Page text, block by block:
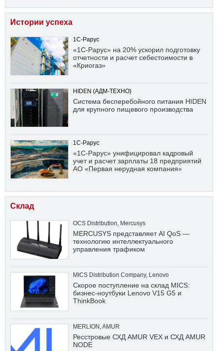
Истории успеха
1С-Рарус
«1С-Рарус» на 20% ускорил подготовку
отчетности и расчет себестоимости в
«Криогаз»
HIDEN (АДМ-ТЕХНО)
Система бесперебойного питания HIDEN
для крупного пищевого производства
1С-Рарус
«1С-Рарус» унифицировал кадровый
учет и расчет зарплаты 18 предприятий
АО «Первая нерудная компания»
Склад
OCS Distribution Mercusys
MERCUSYS представляет AI QoS —
технологию интеллектуального
управления трафиком
MICS Distribution Company, Lenovo
Скорое поступление на склад MICS:
бизнес-ноутбуки Lenovo V15 G5 и
ThinkBook
MERLION AMUR
Ресстровые СХД AMUR VEX и СХД AMUR
NODE